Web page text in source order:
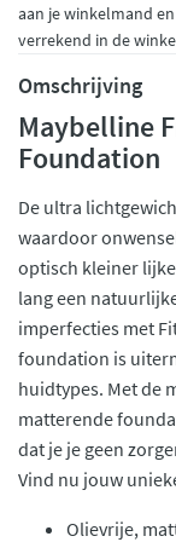
aan je winkelmand
verrekend in de
Omschrijving
Maybelline
Foundation
De ultra
waardoor
optisch kleiner
lang een
imperfecties met
foundation is
huidtypes. Met de
matterende
dat je je geen
Vind nu jouw
Olievrije,